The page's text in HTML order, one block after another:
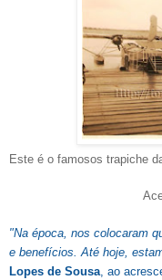
Este é o famosos trapiche
"Na época, nos colocaram
e benefícios. Até hoje,
Lopes de Sousa , ao